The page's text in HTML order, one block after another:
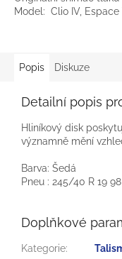
5Model: Clio IV, Espace
Popis Diskuze
Detailní popis
Hliníkový disk
významně mění
Barva: Šedá
Pneu : 245/40 R 19
Doplňkové
Kategorie: